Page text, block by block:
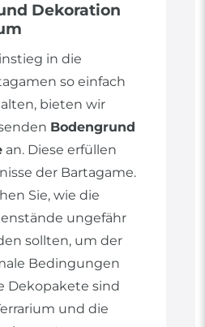
Dekoration
in die
so einfach
bieten wir
Bodengrund
an. Diese erfüllen
der Bartagame.
Sie, wie die
ungefähr
sollten, um der
Bedingungen
Dekopakete sind
und die